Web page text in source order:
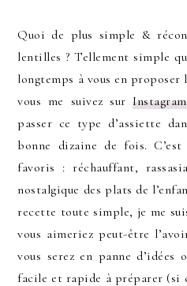
Quoi de plus simple &
lentilles ? Tellement simple
longtemps à vous en
vous me suivez surInstagram
passer ce type d’assiette
bonne dizaine de fois.
favoris : réchauffant,
nostalgique des plats de
recette toute simple, je me
vous aimeriez peut-être
vous serez en panne d’idées
facile et rapide à préparer (si